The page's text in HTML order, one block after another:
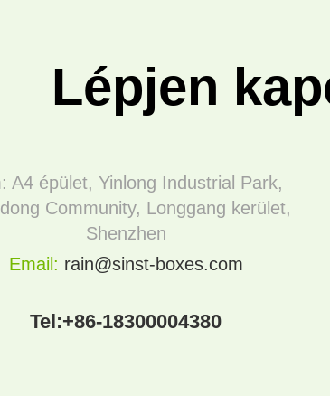
Lépjen
A4 épület, Yinlong Industrial Park,
Community, Longgang kerület,
Shenzhen
Email: rain@sinst-boxes.com
Tel:+86-18300004380